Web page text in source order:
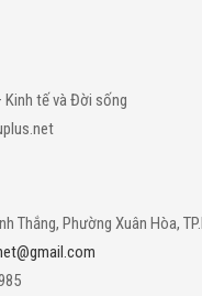
tế và Đời sống
Thắng, Phường Xuân Hòa,